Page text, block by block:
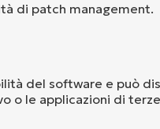
di patch management.
del software e può
o le applicazioni di